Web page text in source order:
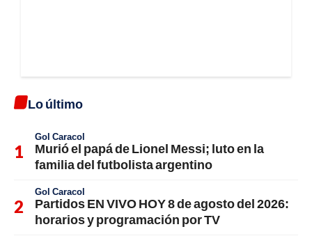
Lo último
Gol Caracol
Murió el papá de Lionel Messi; luto en la
familia del futbolista argentino
Gol Caracol
Partidos EN VIVO HOY 8 de agosto del 2026:
horarios y programación por TV